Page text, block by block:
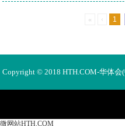
« ‹ 1
Copyright © 2018 HTH.COM-华体会
微网站HTH.COM